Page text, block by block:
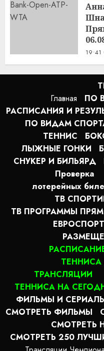
19:41
Главная
ПО
РАСПИСАНИЯ И
ПО ВИДАМ
ТЕННИС
ЛЫЖНЫЕ ГОНКИ
СНУКЕР И БИЛЬЯРД
Проверка
лотерейных
ТВ
ТВ ПРОГРАММЫ
ТРАНСЛЯЦИИ
ТЕННИСА НА
ФИЛЬМЫ И
СМОТРЕТЬ ФИЛЬМЫ
СМОТРЕТЬ
СМОТРЕТЬ 250